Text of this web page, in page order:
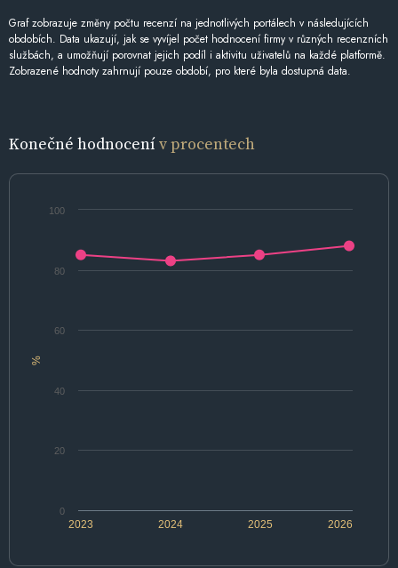
Graf zobrazuje změny počtu recenzí na jednotlivých portálech v následujících
obdobích. Data ukazují, jak se vyvíjel počet hodnocení firmy v různých recenzních
službách, a umožňují porovnat jejich podíl i aktivitu uživatelů na každé platformě.
Zobrazené hodnoty zahrnují pouze období, pro které byla dostupná data.
Konečné hodnocenív procentech
%
2024 2026
2023 2025
0
20
40
60
80
100